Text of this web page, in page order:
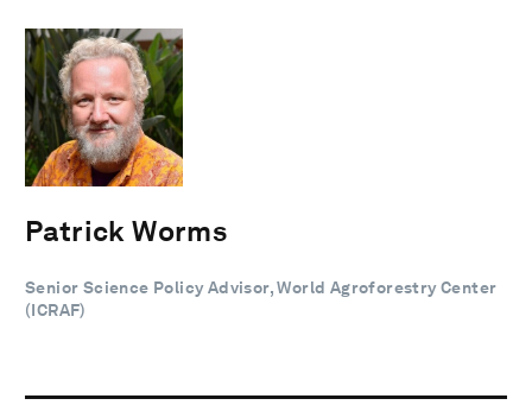
Patrick Worms
Senior Science Policy Advisor, World Agroforestry Center
(ICRAF)